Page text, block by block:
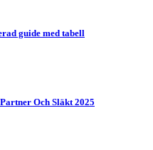
guide med tabell
Och Släkt 2025